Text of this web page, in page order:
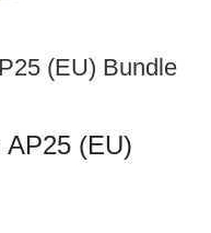
(EU) Bundle
(EU)